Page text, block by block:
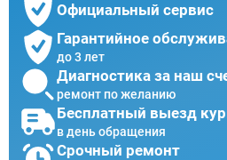
Официальный сервис
Гарантийное
до 3 лет
Диагностика за наш
ремонт по желанию
Бесплатный выезд
в день обращения
Срочный ремонт